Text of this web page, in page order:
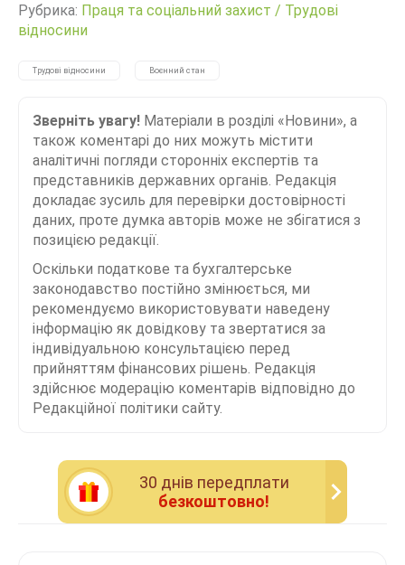
Рубрика: Праця та соціальний захист / Трудові
відносини
Трудові відносини Воєнний стан
Зверніть увагу! Матеріали в розділі «Новини», а
також коментарі до них можуть містити
аналітичні погляди сторонніх експертів та
представників державних органів. Редакція
докладає зусиль для перевірки достовірності
даних, проте думка авторів може не збігатися з
позицією редакції.
Оскільки податкове та бухгалтерське
законодавство постійно змінюється, ми
рекомендуємо використовувати наведену
інформацію як довідкову та звертатися за
індивідуальною консультацією перед
прийняттям фінансових рішень. Редакція
здійснює модерацію коментарів відповідно до
Редакційної політики сайту.
30 днiв передплати
безкоштовно!